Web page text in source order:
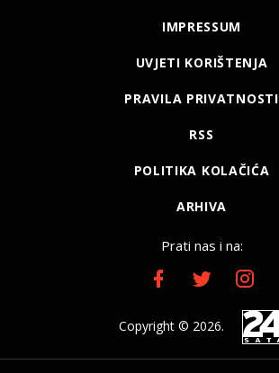
IMPRESSUM
UVJETI KORIŠTENJA
PRAVILA PRIVATNOSTI
RSS
POLITIKA KOLAČIĆA
ARHIVA
Prati nas i na:
Copyright © 2026.